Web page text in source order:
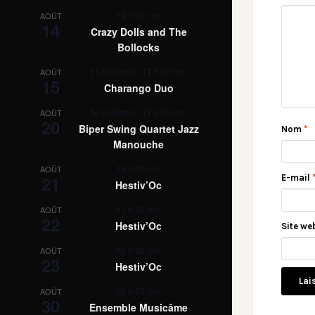
AOÛT
14
19 h 00 min
Crazy Dolls and The
Bollocks
AOÛT
15
11 h 00 min - 17 h 00 min
Charango Duo
AOÛT
20
16 h 00 min - 17 h 00 min
Biper Swing Quartet Jazz
Manouche
AOÛT
21
19 h 30 min
Hestiv’Oc
AOÛT
22
17 h 30 min
Hestiv’Oc
AOÛT
23
16 h 30 min
Hestiv’Oc
AOÛT
30
20 h 00 min
Ensemble Musicâme
Nom *
E-mail *
Site